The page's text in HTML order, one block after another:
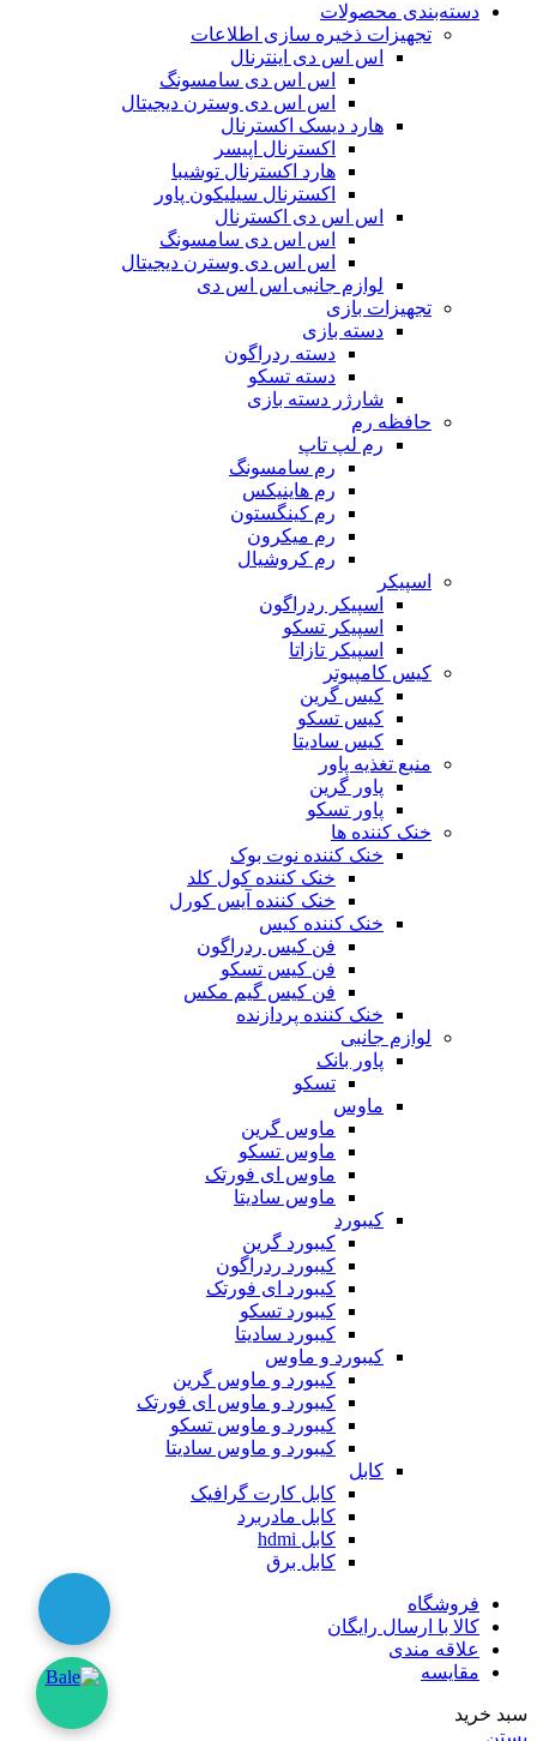
دسته‌بندی محصولات
تجهیزات ذخیره سازی اطلاعات
اس اس دی اینترنال
اس اس دی سامسونگ
اس اس دی وسترن دیجیتال
هارد دیسک اکسترنال
اکسترنال اپیسر
هارد اکسترنال توشیبا
اکسترنال سیلیکون پاور
اس اس دی اکسترنال
اس اس دی سامسونگ
اس اس دی وسترن دیجیتال
لوازم جانبی اس اس دی
تجهیزات بازی
دسته بازی
دسته ردراگون
دسته تسکو
شارژر دسته بازی
حافظه رم
رم لپ تاپ
رم سامسونگ
رم هاینیکس
رم کینگستون
رم میکرون
رم کروشیال
اسپیکر
اسپیکر ردراگون
اسپیکر تسکو
اسپیکر تازاتا
کیس کامپیوتر
کیس گرین
کیس تسکو
کیس سادیتا
منبع تغذیه‌ پاور
پاور گرین
پاور تسکو
خنک کننده ها
خنک کننده نوت بوک
خنک کننده کول کلد
خنک کننده آیس کورل
خنک کننده کیس
فن کیس ردراگون
فن کیس تسکو
فن کیس گیم مکس
خنک کننده پردازنده
لوازم جانبی
پاور بانک
تسکو
ماوس
ماوس گرین
ماوس تسکو
ماوس ای فورتک
ماوس سادیتا
کیبورد
کیبورد گرین
کیبورد ردراگون
کیبورد ای فورتک
کیبورد تسکو
کیبورد سادیتا
کیبورد و ماوس
کیبورد و ماوس گرین
کیبورد و ماوس ای فورتک
کیبورد و ماوس تسکو
کیبورد و ماوس سادیتا
کابل
کابل کارت گرافیک
کابل مادربرد
کابل hdmi
کابل برق
فروشگاه
کالا با ارسال رایگان
علاقه مندی
مقایسه
سبد خرید